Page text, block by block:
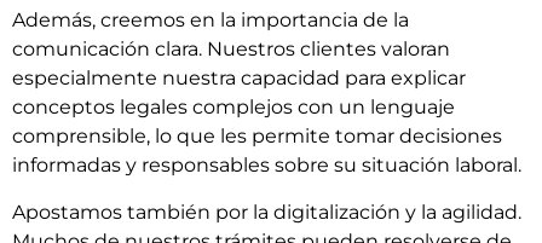
Además, creemos en la importancia de la
comunicación clara. Nuestros clientes valoran
especialmente nuestra capacidad para explicar
conceptos legales complejos con un lenguaje
comprensible, lo que les permite tomar decisiones
informadas y responsables sobre su situación laboral.
Apostamos también por la digitalización y la agilidad.